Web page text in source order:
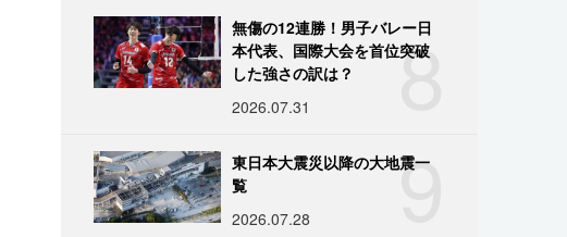
8
無傷の12連勝！男子バレー日
本代表、国際大会を首位突破
した強さの訳は？
2026.07.31
9
東日本大震災以降の大地震一
覧
2026.07.28